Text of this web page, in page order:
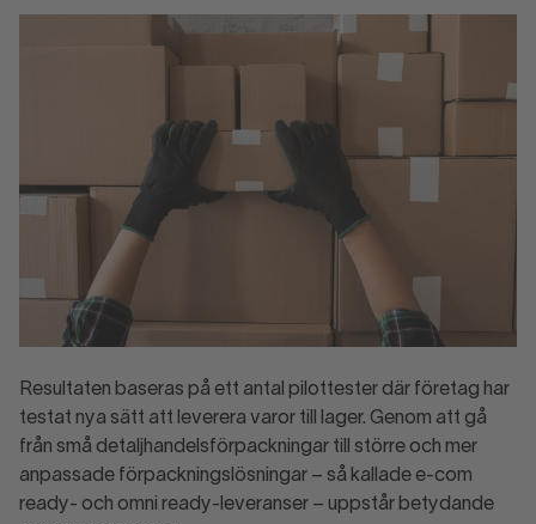
Resultaten baseras på ett antal pilottester där företag har
testat nya sätt att leverera varor till lager. Genom att gå
från små detaljhandelsförpackningar till större och mer
anpassade förpackningslösningar – så kallade e-com
ready- och omni ready-leveranser – uppstår betydande